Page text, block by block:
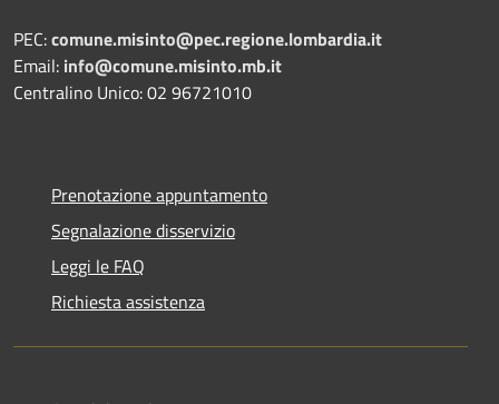
PEC:comune.misinto@pec.regione.lombardia.it
Email: info@comune.misinto.mb.it
Centralino Unico: 02 96721010
Prenotazione appuntamento
Segnalazione disservizio
Leggi le FAQ
Richiesta assistenza